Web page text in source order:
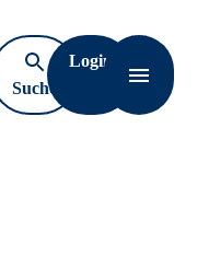
Suche
öffnen
Login